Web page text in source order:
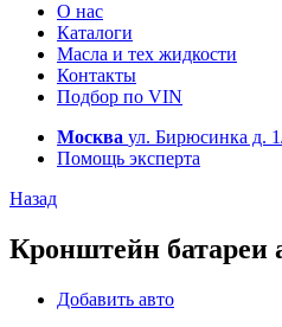
О нас
Каталоги
Масла и тех жидкости
Контакты
Подбор по VIN
Москва ул. Бирюсинка д.
Помощь эксперта
Назад
Кронштейн батареи
Добавить авто